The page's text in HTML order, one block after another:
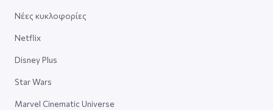
Νέες κυκλοφορίες
Netflix
Disney Plus
Star Wars
Marvel Cinematic Universe